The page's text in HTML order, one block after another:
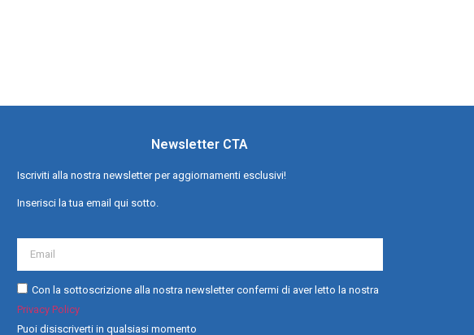
Newsletter CTA
Iscriviti alla nostra newsletter per aggiornamenti esclusivi!
Inserisci la tua email qui sotto.
Con la sottoscrizione alla nostra newsletter confermi di aver letto la nostra
Privacy Policy
Puoi disiscriverti in qualsiasi momento